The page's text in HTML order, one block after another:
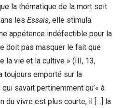
la thématique de la mort soit
les Essais, elle stimula
appétence indéfectible pour la
doit pas masquer le fait que
la vie et la cultive » (III, 13,
toujours emporté sur la
qui savait pertinemment qu’« à
du vivre est plus courte, il […] la